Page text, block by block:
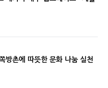
방촌에 따뜻한 문화 나눔 실천